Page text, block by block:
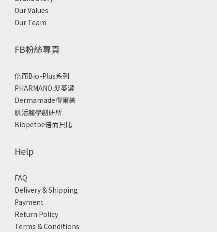
Our Values
Our Team
FB粉絲專頁
倍而Bio-Plus系列
PHARMANO 髮蔓濃
Dermamade得爾美
肌活麗學創研所
Biopetbe倍而貝比
Help
FAQ
Delivery & Shipping
Payment
Return Policy
Terms & Conditions